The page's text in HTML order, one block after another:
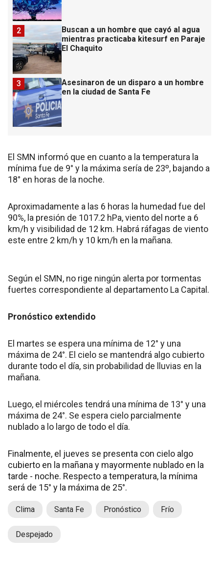
Buscan a un hombre que cayó al agua
mientras practicaba kitesurf en Paraje
El Chaquito
2
Asesinaron de un disparo a un hombre
en la ciudad de Santa Fe
3
El SMN informó que en cuanto a la temperatura la
mínima fue de 9° y la máxima sería de 23º, bajando a
18° en horas de la noche.
Aproximadamente a las 6 horas la humedad fue del
90%, la presión de 1017.2 hPa, viento del norte a 6
km/h y visibilidad de 12 km. Habrá ráfagas de viento
este entre 2 km/h y 10 km/h en la mañana.
Según el SMN, no rige ningún alerta por tormentas
fuertes correspondiente al departamento La Capital.
Pronóstico extendido
El martes se espera una mínima de 12° y una
máxima de 24°. El cielo se mantendrá algo cubierto
durante todo el día, sin probabilidad de lluvias en la
mañana.
Luego, el miércoles tendrá una mínima de 13° y una
máxima de 24°. Se espera cielo parcialmente
nublado a lo largo de todo el día.
Finalmente, el jueves se presenta con cielo algo
cubierto en la mañana y mayormente nublado en la
tarde - noche. Respecto a temperatura, la mínima
será de 15° y la máxima de 25°.
Clima Santa Fe Pronóstico Frío
Despejado